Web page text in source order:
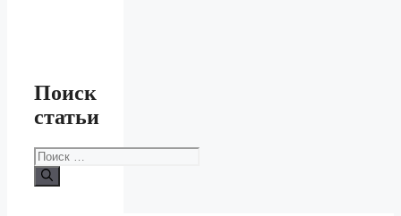
Поиск
статьи
Поиск: